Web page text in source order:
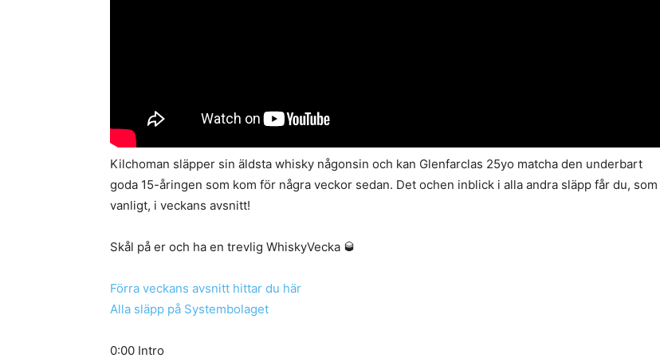
Kilchoman släpper sin äldsta whisky någonsin och kan Glenfarclas 25yo matcha den underbart
goda 15-åringen som kom för några veckor sedan. Det ochen inblick i alla andra släpp får du, som
vanligt, i veckans avsnitt!
Skål på er och ha en trevlig WhiskyVecka 🥃
Förra veckans avsnitt hittar du här
Alla släpp på Systembolaget
0:00 Intro